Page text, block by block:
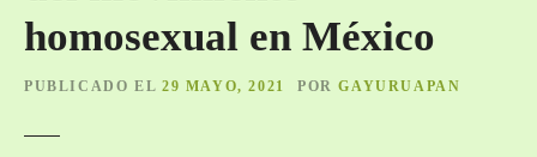
homosexual en México
PUBLICADO EL 29 MAYO, 2021 POR GAYURUAPAN